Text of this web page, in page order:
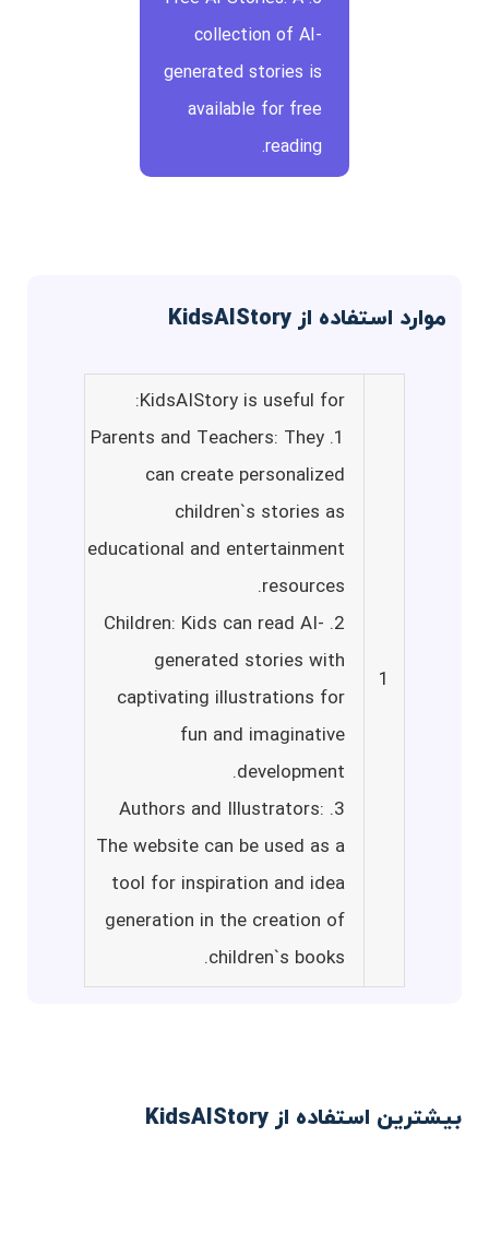
collection of AI-
generated stories is
available for free
reading.
موارد استفاده از KidsAIStory
1
KidsAIStory is useful for:
1. Parents and Teachers: They
can create personalized
children`s stories as
educational and entertainment
resources.
2. Children: Kids can read AI-
generated stories with
captivating illustrations for
fun and imaginative
development.
3. Authors and Illustrators:
The website can be used as a
tool for inspiration and idea
generation in the creation of
children`s books.
بیشترین استفاده از KidsAIStory